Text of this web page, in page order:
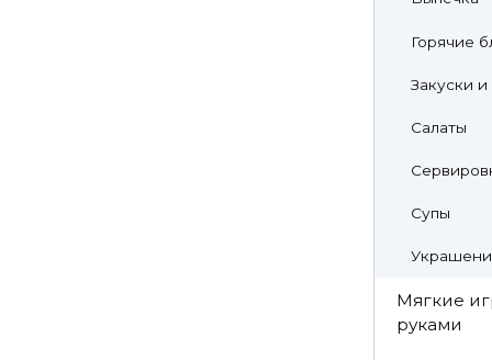
Горячие
Закуски
Салаты
Супы
Мягкие
руками